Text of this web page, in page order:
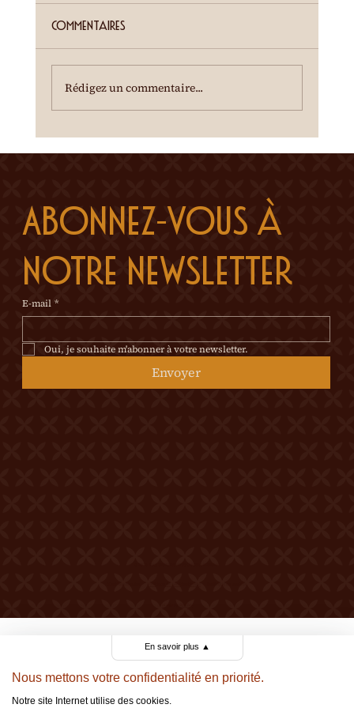
Abonnez-vous à
notre newsletter
E-mail *
Oui, je souhaite m'abonner à votre newsletter.
Envoyer
Entrée gratuite Restauration dès 19h00
Commentaires
Rédigez un commentaire...
En savoir plus ▲
Nous mettons votre confidentialité en priorité.
Notre site Internet utilise des cookies.